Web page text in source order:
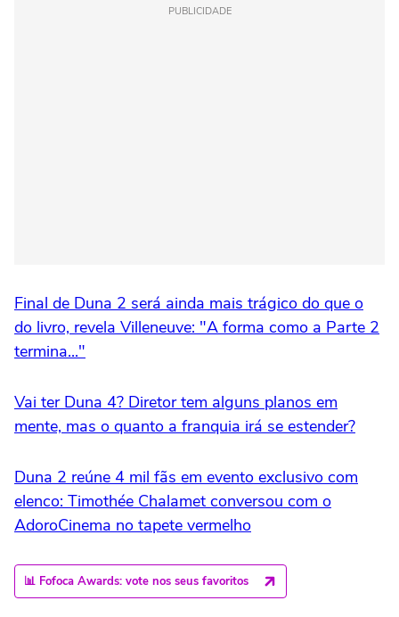
PUBLICIDADE
Final de Duna 2 será ainda mais trágico do que o
do livro, revela Villeneuve: "A forma como a Parte 2
termina..."
Vai ter Duna 4? Diretor tem alguns planos em
mente, mas o quanto a franquia irá se estender?
Duna 2 reúne 4 mil fãs em evento exclusivo com
elenco: Timothée Chalamet conversou com o
AdoroCinema no tapete vermelho
📊 Fofoca Awards: vote nos seus favoritos